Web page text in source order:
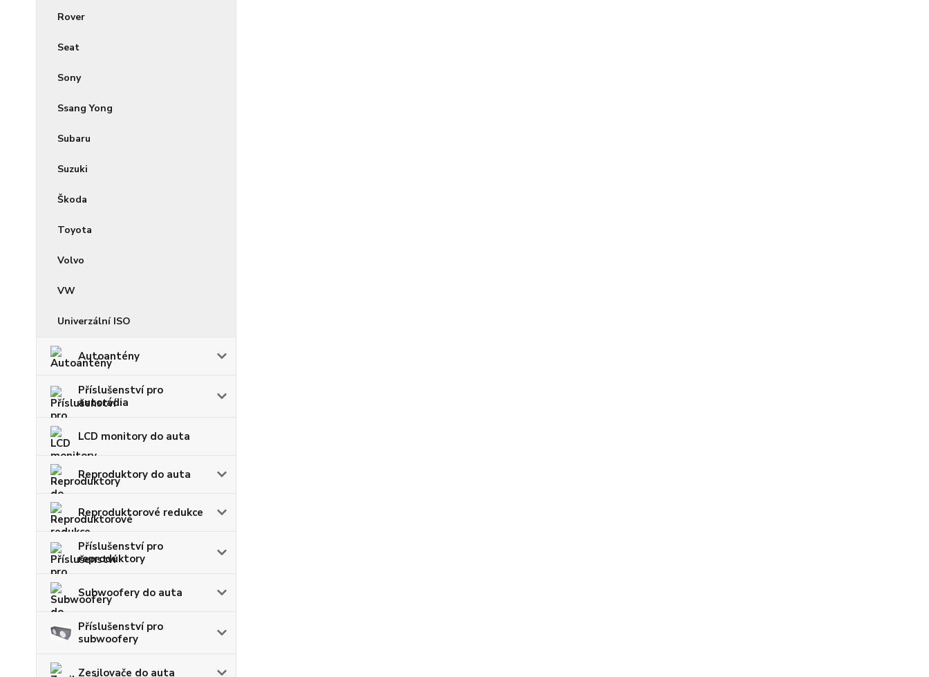
Rover
Seat
Sony
Ssang Yong
Subaru
Suzuki
Škoda
Toyota
Volvo
VW
Univerzální ISO
Autoantény
Příslušenství pro
autorádia
LCD monitory do auta
Reproduktory do auta
Reproduktorové redukce
Příslušenství pro
reproduktory
Subwoofery do auta
Příslušenství pro
subwoofery
Zesilovače do auta